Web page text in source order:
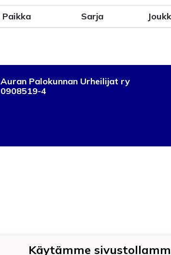
Paikka Sarja
Auran Palokunnan Urheilijat ry
0908519-4
Käytämme